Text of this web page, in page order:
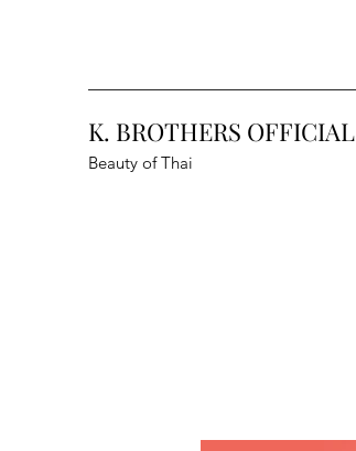
K. BROTHERS OFFICIAL
Beauty of Thai